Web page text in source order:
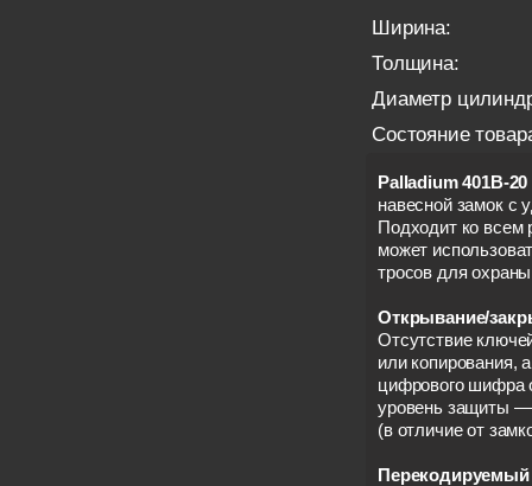
Ширина:
Толщина:
Диаметр
Состояние
Palladium 401B-20
навесной замок с
Подходит ко всем
может
тросов для
Открывание/
Отсутствие
или копирования,
цифрового шифра
уровень защиты —
(в отличие от